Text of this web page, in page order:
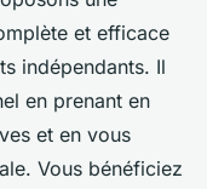
et efficace
indépendants. Il
en prenant en
et en vous
Vous bénéficiez